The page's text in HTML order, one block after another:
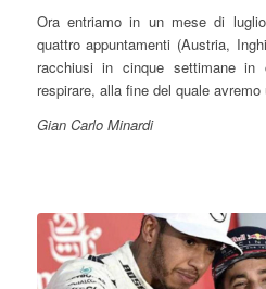
Ora entriamo in un mese di
quattro appuntamenti (Austria,
racchiusi in cinque settimane
respirare, alla fine del quale
Gian Carlo Minardi